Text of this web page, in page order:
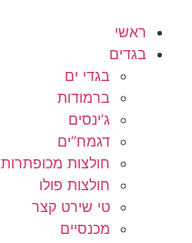
ראשי
בגדים
בגדי ים
ברמודות
ג’ינסים
דגמח”ים
חולצות מכופתרות
חולצות פולו
טי שירט קצר
מכנסיים